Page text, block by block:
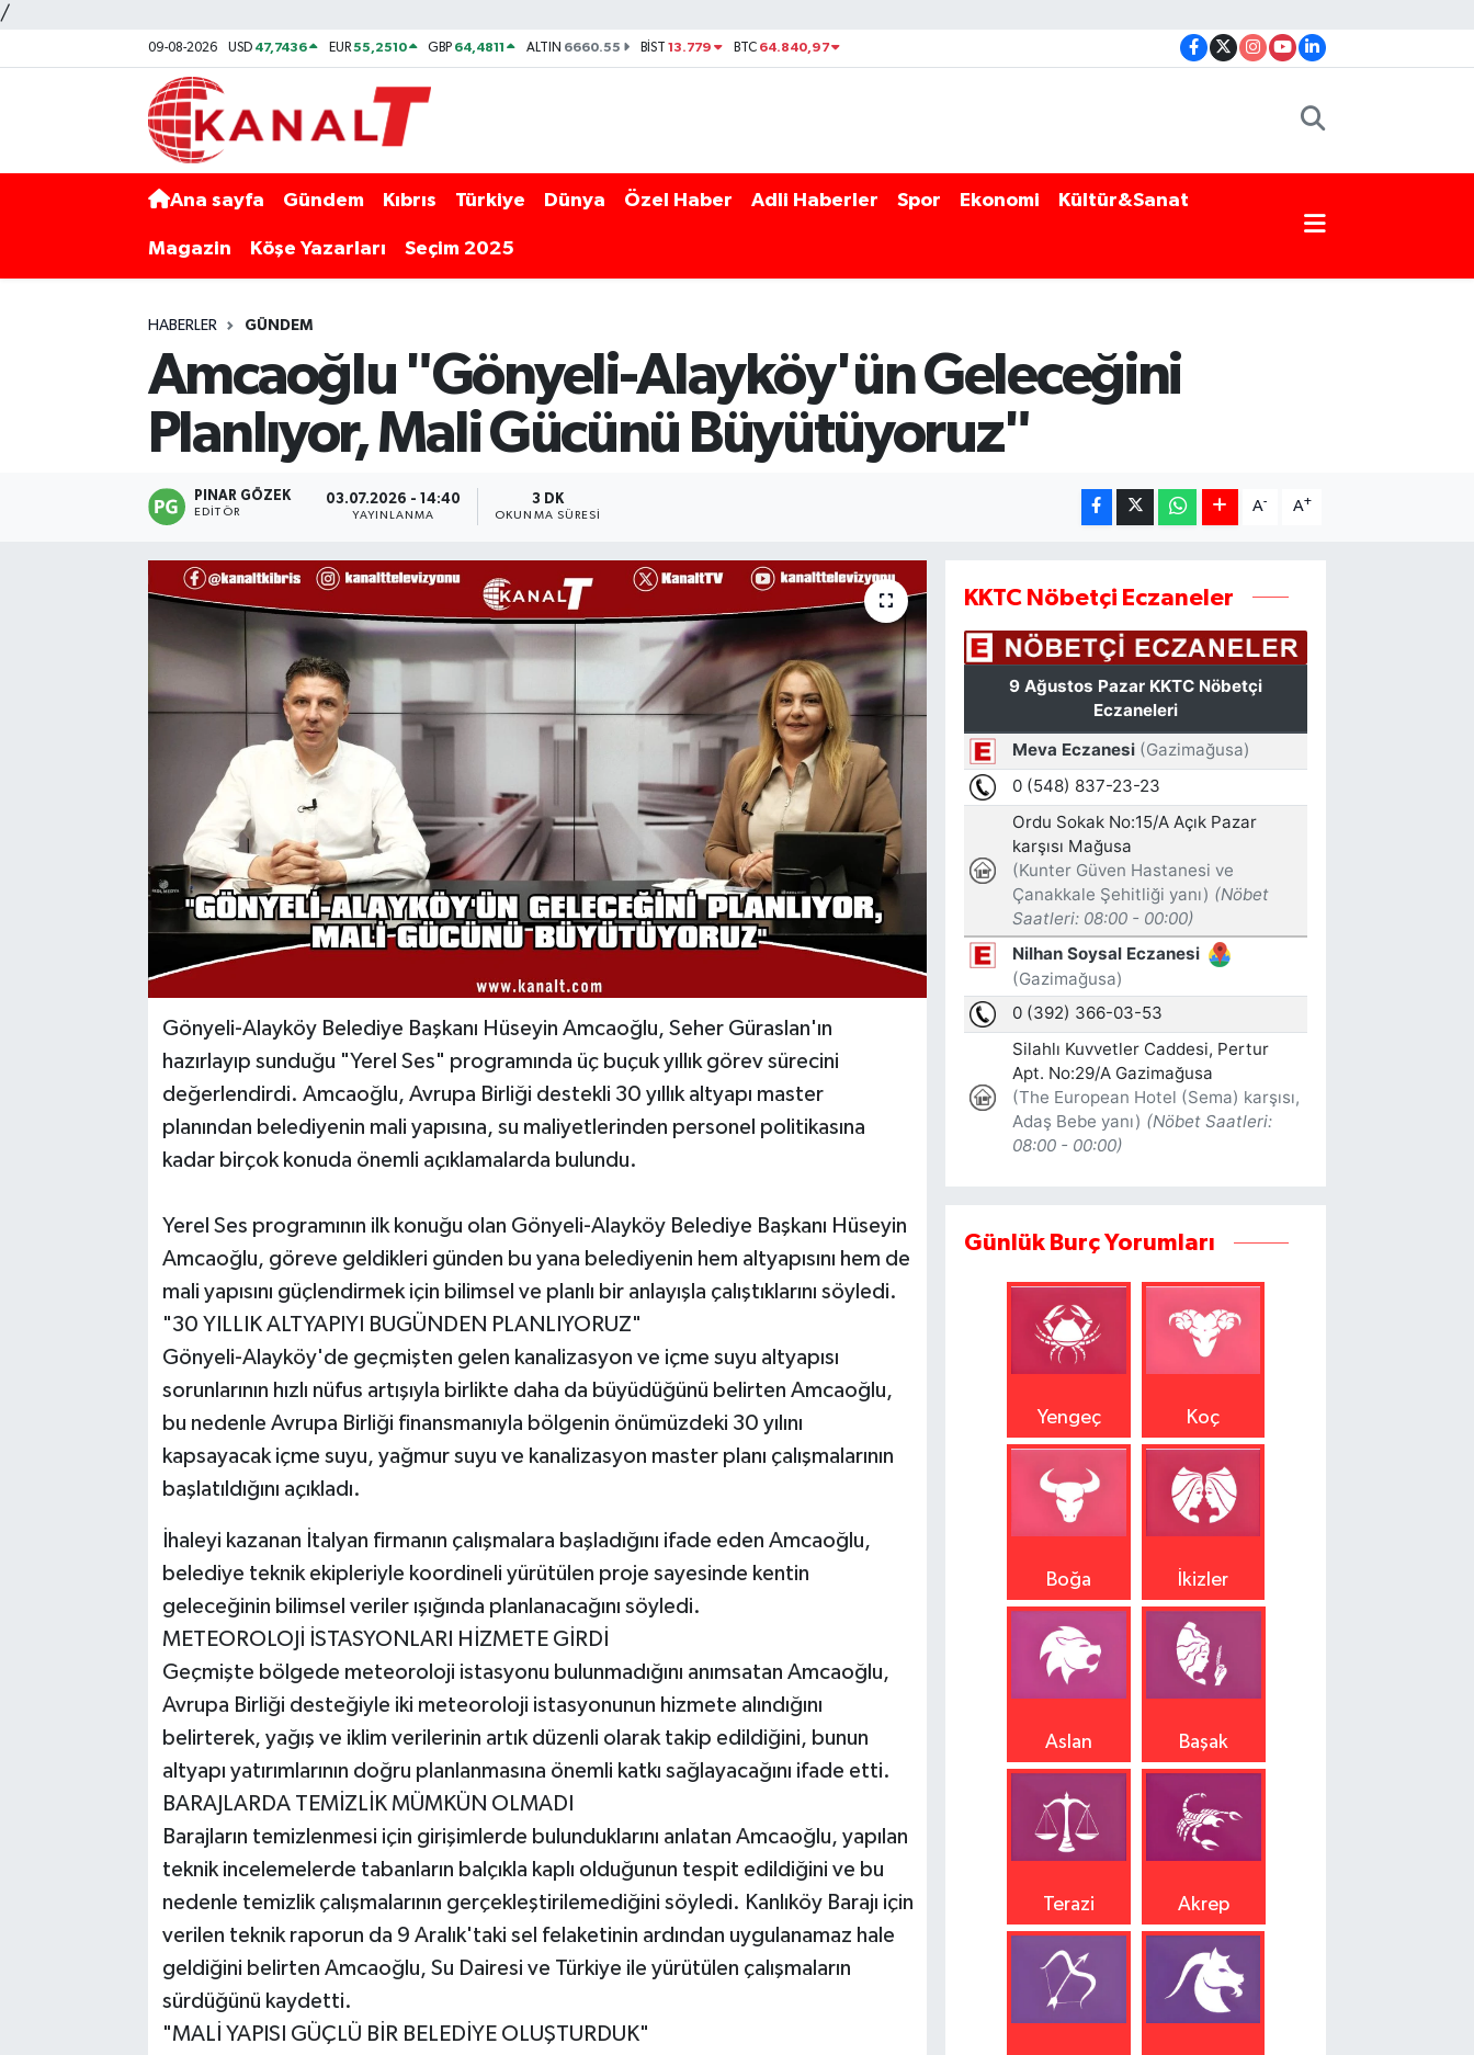
/
09-08-2026 USD 47,7436 EUR55,2510 GBP 64,4811 ALTIN 6660.55 BİST13.779 BTC 64.840,97
Ana sayfa Gündem Kıbrıs Türkiye Dünya Özel Haber Adli Haberler Spor Ekonomi Kültür&Sanat
Magazin Köşe Yazarları Seçim 2025
HABERLER GÜNDEM
Amcaoğlu "Gönyeli-Alayköy'ün Geleceğini
Planlıyor, Mali Gücünü Büyütüyoruz"
PINAR GÖZEK
EDITÖR
03.07.2026 - 14:40
YAYINLANMA
3 DK
OKUNMA SÜRESI
A- A+
Gönyeli-Alayköy Belediye Başkanı Hüseyin Amcaoğlu, Seher Güraslan'ın
hazırlayıp sunduğu "Yerel Ses" programında üç buçuk yıllık görev sürecini
değerlendirdi. Amcaoğlu, Avrupa Birliği destekli 30 yıllık altyapı master
planından belediyenin mali yapısına, su maliyetlerinden personel politikasına
kadar birçok konuda önemli açıklamalarda bulundu.
Yerel Ses programının ilk konuğu olan Gönyeli-Alayköy Belediye Başkanı Hüseyin
Amcaoğlu, göreve geldikleri günden bu yana belediyenin hem altyapısını hem de
mali yapısını güçlendirmek için bilimsel ve planlı bir anlayışla çalıştıklarını söyledi.
"30 YILLIK ALTYAPIYI BUGÜNDEN PLANLIYORUZ"
Gönyeli-Alayköy'de geçmişten gelen kanalizasyon ve içme suyu altyapısı
sorunlarının hızlı nüfus artışıyla birlikte daha da büyüdüğünü belirten Amcaoğlu,
bu nedenle Avrupa Birliği finansmanıyla bölgenin önümüzdeki 30 yılını
kapsayacak içme suyu, yağmur suyu ve kanalizasyon master planı çalışmalarının
başlatıldığını açıkladı.
İhaleyi kazanan İtalyan firmanın çalışmalara başladığını ifade eden Amcaoğlu,
belediye teknik ekipleriyle koordineli yürütülen proje sayesinde kentin
geleceğinin bilimsel veriler ışığında planlanacağını söyledi.
METEOROLOJİ İSTASYONLARI HİZMETE GİRDİ
Geçmişte bölgede meteoroloji istasyonu bulunmadığını anımsatan Amcaoğlu,
Avrupa Birliği desteğiyle iki meteoroloji istasyonunun hizmete alındığını
belirterek, yağış ve iklim verilerinin artık düzenli olarak takip edildiğini, bunun
altyapı yatırımlarının doğru planlanmasına önemli katkı sağlayacağını ifade etti.
BARAJLARDA TEMİZLİK MÜMKÜN OLMADI
Barajların temizlenmesi için girişimlerde bulunduklarını anlatan Amcaoğlu, yapılan
teknik incelemelerde tabanların balçıkla kaplı olduğunun tespit edildiğini ve bu
nedenle temizlik çalışmalarının gerçekleştirilemediğini söyledi. Kanlıköy Barajı için
verilen teknik raporun da 9 Aralık'taki sel felaketinin ardından uygulanamaz hale
geldiğini belirten Amcaoğlu, Su Dairesi ve Türkiye ile yürütülen çalışmaların
sürdüğünü kaydetti.
"MALİ YAPISI GÜÇLÜ BİR BELEDİYE OLUŞTURDUK"
KKTC Nöbetçi Eczaneler
Günlük Burç Yorumları
Yengeç Koç
Boğa İkizler
Aslan Başak
Terazi Akrep